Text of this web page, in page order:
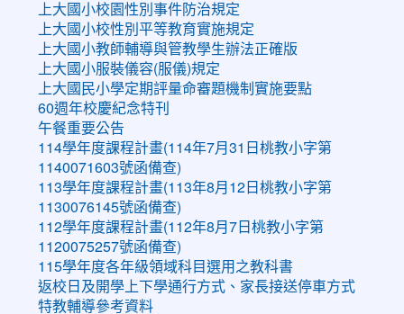
上大國小校園性別事件防治規定
上大國小校性別平等教育實施規定
上大國小教師輔導與管教學生辦法正確版
上大國小服裝儀容(服儀)規定
上大國民小學定期評量命審題機制實施要點
60週年校慶紀念特刊
午餐重要公告
114學年度課程計畫(114年7月31日桃教小字第
1140071603號函備查)
113學年度課程計畫(113年8月12日桃教小字第
1130076145號函備查)
112學年度課程計畫(112年8月7日桃教小字第
1120075257號函備查)
115學年度各年級領域科目選用之教科書
返校日及開學上下學通行方式、家長接送停車方式
特教輔導參考資料